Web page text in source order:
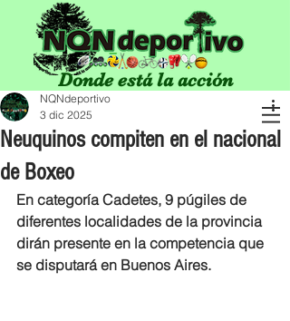
Donde está la acción
Neuquinos compiten en el nacional
de Boxeo
NQNdeportivo
3 dic 2025
En categoría Cadetes, 9 púgiles de
diferentes localidades de la provincia
dirán presente en la competencia que
se disputará en Buenos Aires.